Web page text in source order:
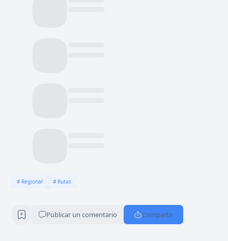
Regional Rutas
Publicar un comentario Compartir